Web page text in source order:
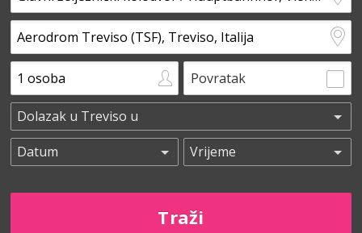
Povratak